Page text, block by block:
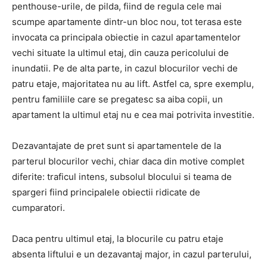
penthouse-urile, de pilda, fiind de regula cele mai
scumpe apartamente dintr-un bloc nou, tot terasa este
invocata ca principala obiectie in cazul apartamentelor
vechi situate la ultimul etaj, din cauza pericolului de
inundatii. Pe de alta parte, in cazul blocurilor vechi de
patru etaje, majoritatea nu au lift. Astfel ca, spre exemplu,
pentru familiile care se pregatesc sa aiba copii, un
apartament la ultimul etaj nu e cea mai potrivita investitie.
Dezavantajate de pret sunt si apartamentele de la
parterul blocurilor vechi, chiar daca din motive complet
diferite: traficul intens, subsolul blocului si teama de
spargeri fiind principalele obiectii ridicate de
cumparatori.
Daca pentru ultimul etaj, la blocurile cu patru etaje
absenta liftului e un dezavantaj major, in cazul parterului,